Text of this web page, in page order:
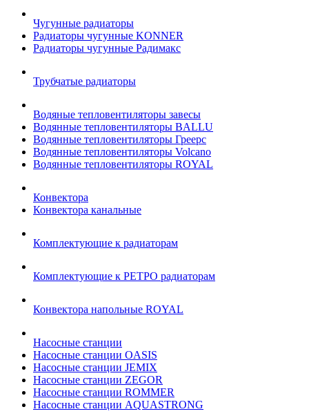
Чугунные радиаторы
Радиаторы чугунные KONNER
Радиаторы чугунные Радимакс
Трубчатые радиаторы
Водяные тепловентиляторы завесы
Водянные тепловентиляторы BALLU
Водянные тепловентиляторы Греерс
Водянные тепловентиляторы Volcano
Водянные тепловентиляторы ROYAL
Конвектора
Конвектора канальные
Комплектующие к радиаторам
Комплектующие к РЕТРО радиаторам
Конвектора напольные ROYAL
Насосные станции
Насосные станции OASIS
Насосные станции JEMIX
Насосные станции ZEGOR
Насосные станции ROMMER
Насосные станции AQUASTRONG